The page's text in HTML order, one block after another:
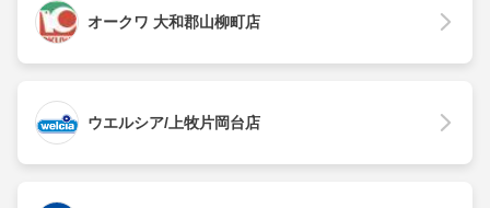
オークワ 大和郡山柳町店
ウエルシア/上牧片岡台店